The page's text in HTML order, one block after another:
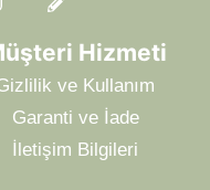
Hizmeti
ve Kullanım
Garanti ve İade
İletişim Bilgileri